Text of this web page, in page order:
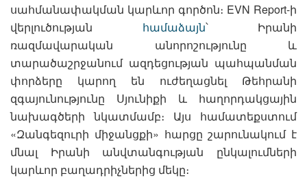
սահմանափակման կարևոր գործոն։ EVN Report-ի
վերլուծության համաձայն՝ Իրանի
ռազմավարական անորոշությունը և
տարածաշրջանում ազդեցության պահպանման
փորձերը կարող են ուժեղացնել Թեհրանի
զգայունությունը Սյունիքի և հաղորդակցային
նախագծերի նկատմամբ։ Այս համատեքստում
«Զանգեզուրի միջանցքի» հարցը շարունակում է
մնալ Իրանի անվտանգության ընկալումների
կարևոր բաղադրիչներից մեկը։